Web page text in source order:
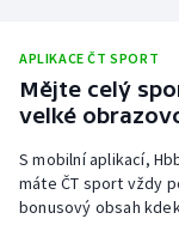
Olympijské hry
Plavání
APLIKACE ČT SPORT
Mějte celý
velké
S mobilní aplikací,
máte ČT sport vždy
bonusový obsah